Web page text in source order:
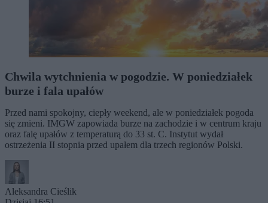
Chwila wytchnienia w pogodzie. W poniedziałek
burze i fala upałów
Przed nami spokojny, ciepły weekend, ale w poniedziałek pogoda
się zmieni. IMGW zapowiada burze na zachodzie i w centrum kraju
oraz falę upałów z temperaturą do 33 st. C. Instytut wydał
ostrzeżenia II stopnia przed upałem dla trzech regionów Polski.
Aleksandra Cieślik